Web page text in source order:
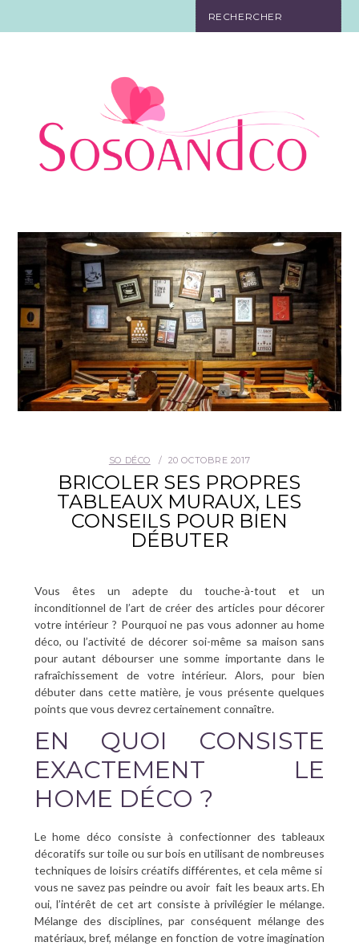
SO EN FORME
SO IN LOVE
SO HIGH-TECH
SO PRATIQUE
CONTACT
SO DÉCO 20 OCTOBRE 2017
BRICOLER SES PROPRES
TABLEAUX MURAUX, LES
CONSEILS POUR BIEN
DÉBUTER
Vous êtes un adepte du touche-à-tout et un
inconditionnel de l’art de créer des articles pour décorer
votre intérieur ? Pourquoi ne pas vous adonner au home
déco, ou l’activité de décorer soi-même sa maison sans
pour autant débourser une somme importante dans le
rafraîchissement de votre intérieur. Alors, pour bien
débuter dans cette matière, je vous présente quelques
points que vous devrez certainement connaître.
EN QUOI CONSISTE
EXACTEMENT LE
HOME DÉCO ?
Le home déco consiste à confectionner des tableaux
décoratifs sur toile ou sur bois en utilisant de nombreuses
techniques de loisirs créatifs différentes, et cela même si
vous ne savez pas peindre ou avoir fait les beaux arts. Eh
oui, l’intérêt de cet art consiste à privilégier le mélange.
Mélange des disciplines, par conséquent mélange des
matériaux, bref, mélange en fonction de votre imagination